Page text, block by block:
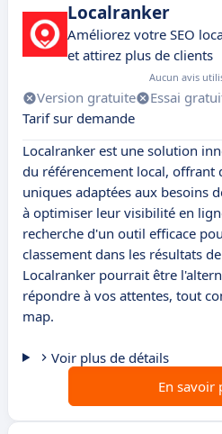
Localranker
Améliorez votre SEO
et attirez plus de clients
Aucun avis
Version gratuite Essai
Tarif sur demande
Localranker est une solution
du référencement local, offrant
uniques adaptées aux besoins
à optimiser leur visibilité en
recherche d'un outil efficace
classement dans les résultats
Localranker pourrait être
répondre à vos attentes, tout
map.
Voir plus de détails
En savoir